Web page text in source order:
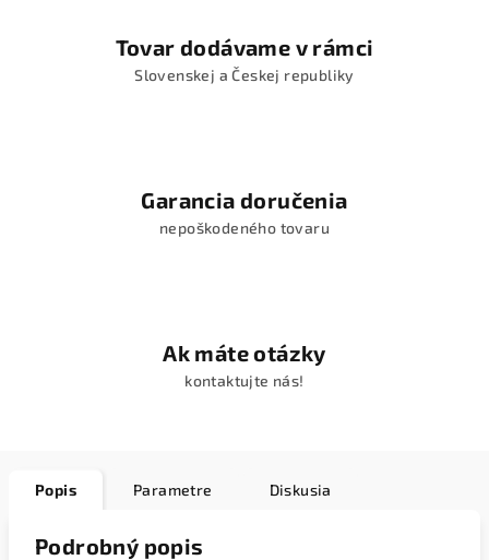
Tovar dodávame v rámci
Slovenskej a Českej republiky
Garancia doručenia
nepoškodeného tovaru
Ak máte otázky
kontaktujte nás!
Popis Parametre Diskusia
Podrobný popis